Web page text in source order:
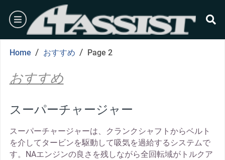
content
burger
Home / おすすめ / Page 2
おすすめ
スーパーチャージャー
スーパーチャージャーは、クランクシャフトからベルト
を介してタービンを駆動して吸気を過給するシステムで
す。NAエンジンの良さを残しながら全回転域がトルクア